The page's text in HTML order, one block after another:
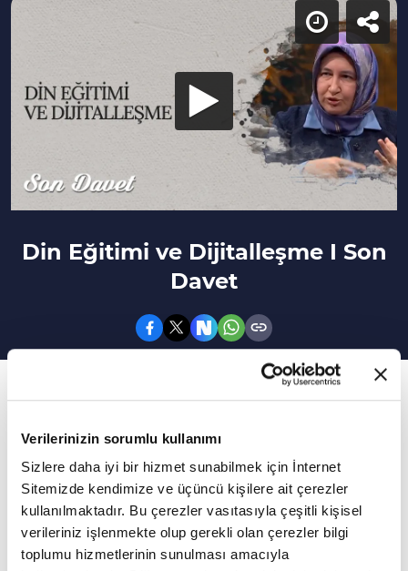
Verilerinizin sorumlu kullanımı
Sizlere daha iyi bir hizmet sunabilmek için İnternet
Sitemizde kendimize ve üçüncü kişilere ait çerezler
kullanılmaktadır. Bu çerezler vasıtasıyla çeşitli kişisel
verileriniz işlenmekte olup gerekli olan çerezler bilgi
toplumu hizmetlerinin sunulması amacıyla
Din Eğitimi ve Dijitalleşme I Son
Davet
Doğan ve Doç. Dr. Emine Keskiner ile "Din
Eğitimi ve Dijitalleşme" konuşuluyor.
Son Davet İslam'la ilgili konular, kavramlar,
fikirler… İslam'a davetteki ince çizgi konusunda